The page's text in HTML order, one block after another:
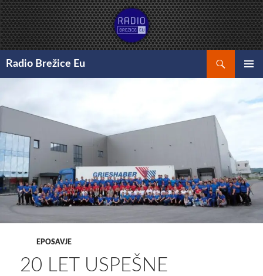
Preskoči
na
vsebino
Radio Brežice Eu
EPOSAVJE
20 LET USPEŠNE